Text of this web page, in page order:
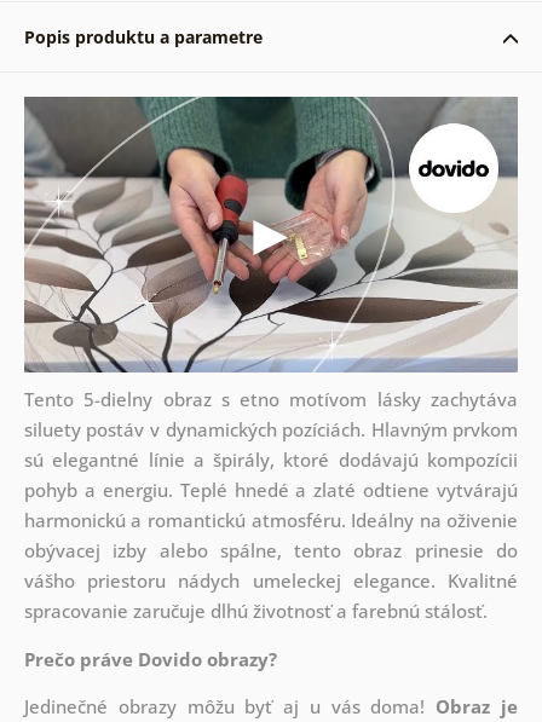
Popis produktu a parametre
Tento 5-dielny obraz s etno motívom lásky zachytáva
siluety postáv v dynamických pozíciách. Hlavným prvkom
sú elegantné línie a špirály, ktoré dodávajú kompozícii
pohyb a energiu. Teplé hnedé a zlaté odtiene vytvárajú
harmonickú a romantickú atmosféru. Ideálny na oživenie
obývacej izby alebo spálne, tento obraz prinesie do
vášho priestoru nádych umeleckej elegance. Kvalitné
spracovanie zaručuje dlhú životnosť a farebnú stálosť.
Prečo práve Dovido obrazy?
Jedinečné obrazy môžu byť aj u vás doma! Obraz je